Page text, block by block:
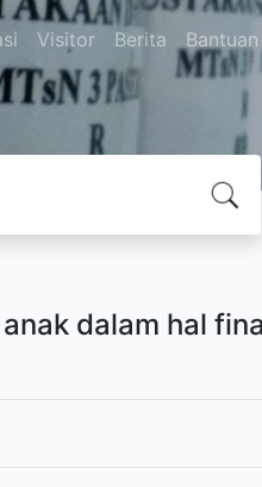
Visitor Berita Bantuan
dalam hal